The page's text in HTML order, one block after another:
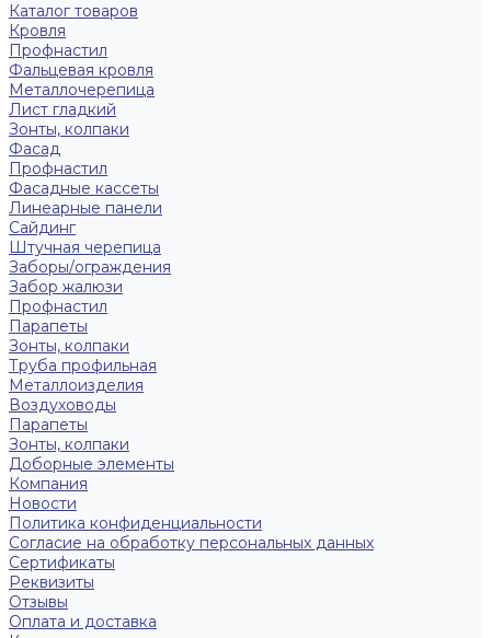
Каталог товаров
Кровля
Профнастил
Фальцевая кровля
Металлочерепица
Лист гладкий
Зонты, колпаки
Фасад
Профнастил
Фасадные кассеты
Линеарные панели
Сайдинг
Штучная черепица
Заборы/ограждения
Забор жалюзи
Профнастил
Парапеты
Зонты, колпаки
Труба профильная
Металлоизделия
Воздуховоды
Парапеты
Зонты, колпаки
Доборные элементы
Компания
Новости
Политика конфиденциальности
Согласие на обработку персональных данных
Сертификаты
Реквизиты
Отзывы
Оплата и доставка